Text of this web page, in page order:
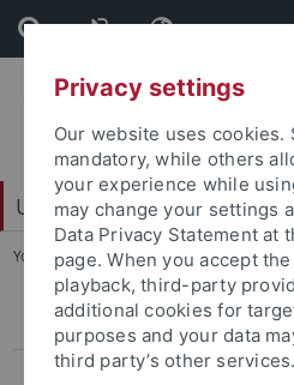
Skip
to
content
Skip
to
footer
Universitätsbibliothek
You are here: Startseite ...
Fachgebiete
Ägyptologie
Privacy settings
Our website uses cookies.
mandatory, while others
your experience while
may change your settings
Data Privacy Statement at
page. When you accept
playback, third-party
additional cookies for
purposes and your data
third party’s other services.